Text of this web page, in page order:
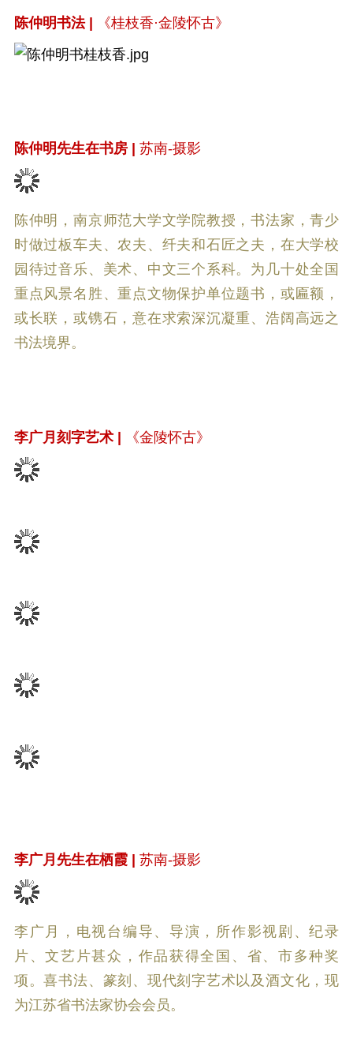
陈仲明书法 | 《桂枝香·金陵怀古》
陈仲明先生在书房 | 苏南-摄影
陈仲明，南京师范大学文学院教授，书法家，青少
时做过板车夫、农夫、纤夫和石匠之夫，在大学校
园待过音乐、美术、中文三个系科。为几十处全国
重点风景名胜、重点文物保护单位题书，或匾额，
或长联，或镌石，意在求索深沉凝重、浩阔高远之
书法境界。
李广月刻字艺术 | 《金陵怀古》
李广月先生在栖霞 | 苏南-摄影
李广月，电视台编导、导演，所作影视剧、纪录
片、文艺片甚众，作品获得全国、省、市多种奖
项。喜书法、篆刻、现代刻字艺术以及酒文化，现
为江苏省书法家协会会员。